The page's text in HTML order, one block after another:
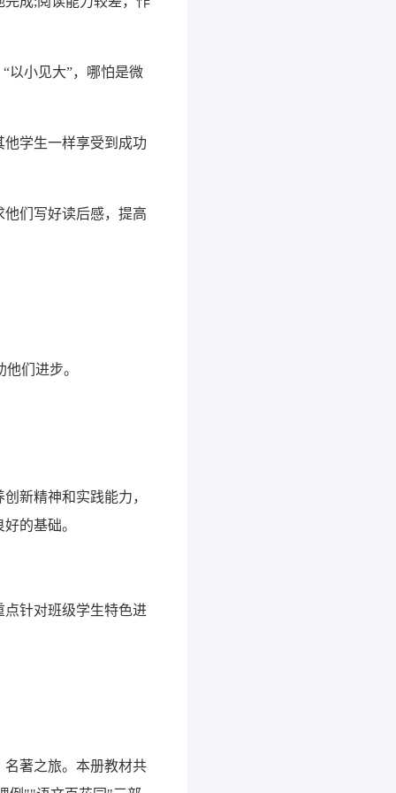
以小见大”，哪怕是微
学生一样享受到成功
们写好读后感，提高
们进步。
新精神和实践能力，
的基础。
针对班级学生特色进
著之旅。本册教材共